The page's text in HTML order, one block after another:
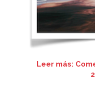
Leer más: